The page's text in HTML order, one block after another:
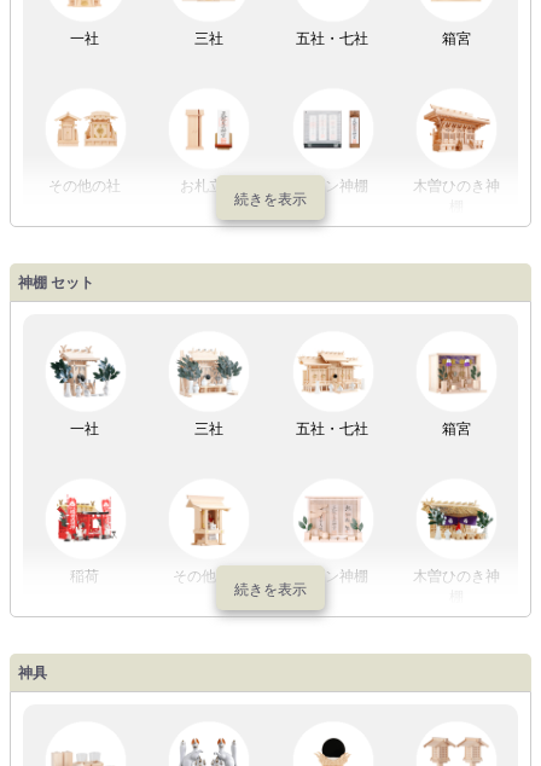
初盆セット 贈るセット 盆提灯単品 一対セット
盆提灯一万円
以内
～2万円
～3万円
以上
一社 三社 五社・七社 箱宮
その他の社 お札立て モダン神棚
木曽ひのき神
神棚 セット
一社 三社 五社・七社 箱宮
稲荷 その他の社 モダン神棚
木曽ひのき神
神具